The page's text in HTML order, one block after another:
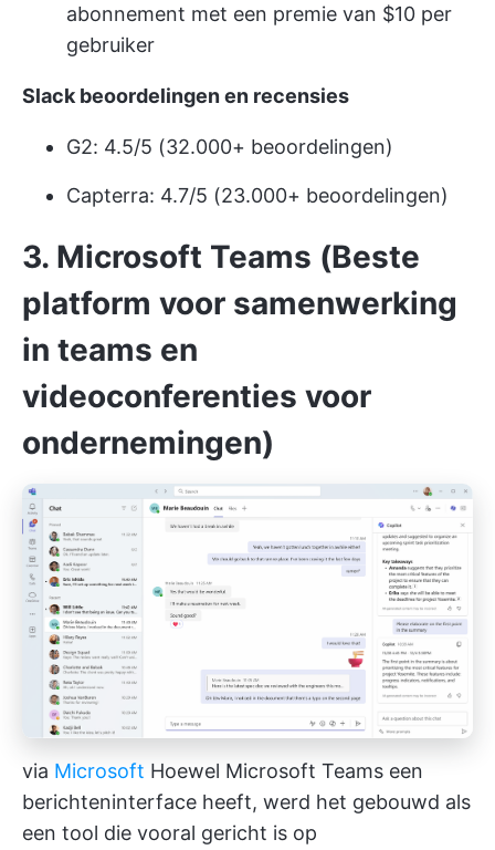
abonnement met een premie van $10 per
gebruiker
Slack beoordelingen en recensies
G2: 4.5/5 (32.000+ beoordelingen)
Capterra: 4.7/5 (23.000+ beoordelingen)
3. Microsoft Teams (Beste
platform voor samenwerking
in teams en
videoconferenties voor
ondernemingen)
via Microsoft Hoewel Microsoft Teams een
berichteninterface heeft, werd het gebouwd als
een tool die vooral gericht is op